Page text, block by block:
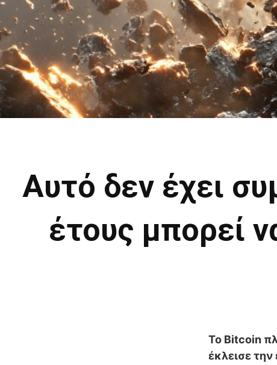
Αυτό δεν έχει
έτους μπορεί
Το Bitcoin
έκλεισε